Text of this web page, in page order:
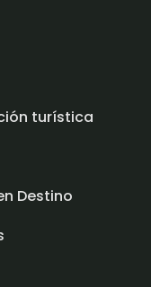
turística
Destino